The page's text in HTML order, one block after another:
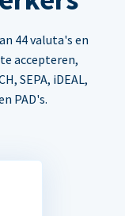
44 valuta's en
te accepteren,
SEPA, iDEAL,
PAD's.